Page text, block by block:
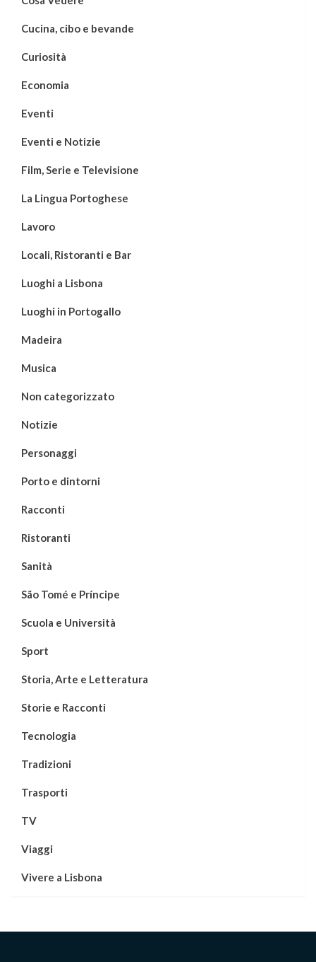
Cucina, cibo e bevande
Curiosità
Economia
Eventi
Eventi e Notizie
Film, Serie e Televisione
La Lingua Portoghese
Lavoro
Locali, Ristoranti e Bar
Luoghi a Lisbona
Luoghi in Portogallo
Madeira
Musica
Non categorizzato
Notizie
Personaggi
Porto e dintorni
Racconti
Ristoranti
Sanità
São Tomé e Príncipe
Scuola e Università
Sport
Storia, Arte e Letteratura
Storie e Racconti
Tecnologia
Tradizioni
Trasporti
TV
Viaggi
Vivere a Lisbona